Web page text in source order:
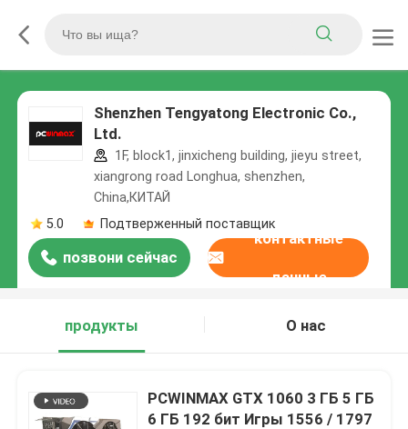
Shenzhen Tengyatong Electronic Co.,
Ltd.
1F, block1, jinxicheng building, jieyu street,
xiangrong road Longhua, shenzhen,
China,КИТАЙ
5.0
Подтверженный поставщик
позвони сейчас
контактные
данные
продукты О нас
PCWINMAX GTX 1060 3 ГБ 5 ГБ
6 ГБ 192 бит Игры 1556 / 1797